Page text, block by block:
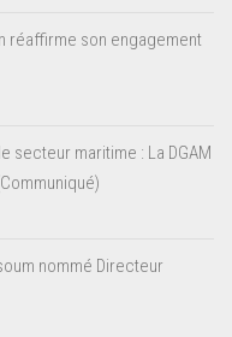
réaffirme son engagement
secteur maritime : La DGAM
nommé Directeur